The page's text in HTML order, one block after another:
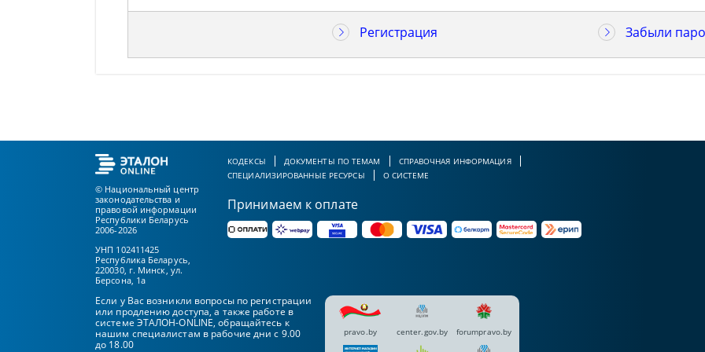
Регистрация Забыли
© Национальный центр
законодательства и
правовой информации
Республики Беларусь
2006-2026
УНП 102411425
Республика Беларусь,
220030, г. Минск, ул.
Берсона, 1а
КОДЕКСЫ ДОКУМЕНТЫ ПО ТЕМАМ
СПРАВОЧНАЯ ИНФОРМАЦИЯ
СПЕЦИАЛИЗИРОВАННЫЕ РЕСУРСЫ
О СИСТЕМЕ
Принимаем к оплате
Если у Вас возникли вопросы по регистрации
или продлению доступа, а также работе в
системе ЭТАЛОН-ONLINE, обращайтесь к
нашим специалистам в рабочие дни с 9.00
до 18.00
pravo.by center.gov.by forumpravo.by